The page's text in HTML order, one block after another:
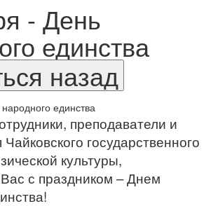
- День
единства
преподаватели и
государственного
культуры,
с праздником – Днем